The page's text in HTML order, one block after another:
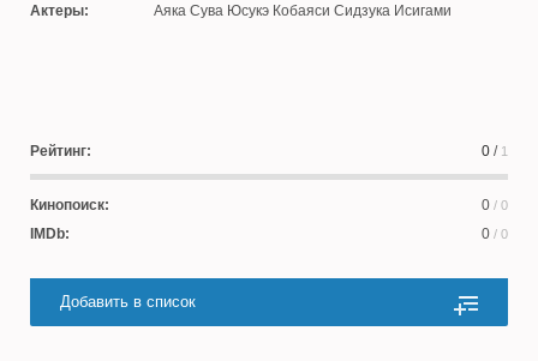
Актеры:
Аяка Сува Юсукэ Кобаяси Сидзука Исигами
Рейтинг: 0 / 1
Кинопоиск: 0 / 0
IMDb: 0 / 0
Добавить в список